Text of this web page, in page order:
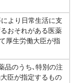
より日常生活に支
おそれがある医薬
厚生労働大臣が指
品のうち､特別の注
臣が指定するもの